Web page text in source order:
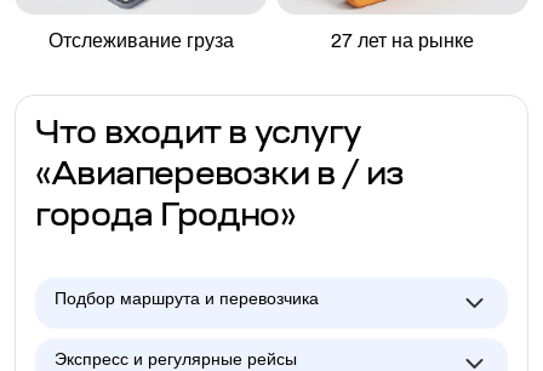
Отслеживание груза 27 лет на рынке
Что входит в услугу
«Авиаперевозки в / из
города Гродно»
Подбор маршрута и перевозчика
Экспресс и регулярные рейсы